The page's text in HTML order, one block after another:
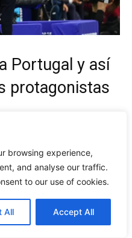
browsing experience,
and analyse our traffic.
to our use of cookies.
All Accept All
Portugal y así
protagonistas